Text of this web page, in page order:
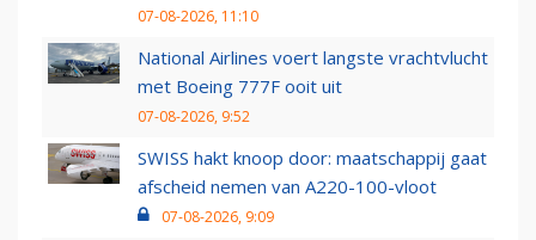
07-08-2026, 11:10
National Airlines voert langste vrachtvlucht
met Boeing 777F ooit uit
07-08-2026, 9:52
SWISS hakt knoop door: maatschappij gaat
afscheid nemen van A220-100-vloot
07-08-2026, 9:09